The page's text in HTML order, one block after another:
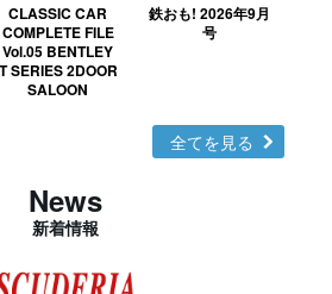
CLASSIC CAR
COMPLETE FILE
Vol.05 BENTLEY
T SERIES 2DOOR
SALOON
鉄おも! 2026年9月
号
全てを見る
News
新着情報